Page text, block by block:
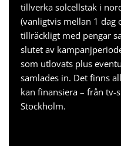
tillverka solcellstak i
(vanligtvis mellan 1 dag
tillräckligt med pengar
slutet av
som utlovats plus
samlades in. Det finns
kan finansiera – från tv-
Stockholm.